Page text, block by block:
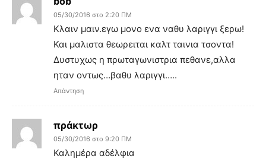
05/30/2016 στο 2:20 ΠΜ
Κλαιν μαιν.εγω μονο ενα ναθυ λαριγγι ξερω!
Και μαλιστα θεωρειται καλτ ταινια τσοντα!
Δυστυχως η πρωταγωνιστρια πεθανε,αλλα
ηταν οντως…βαθυ λαριγγι…..
Απάντηση
πράκτωρ
05/30/2016 στο 9:20 ΠΜ
Καλημέρα αδέλφια